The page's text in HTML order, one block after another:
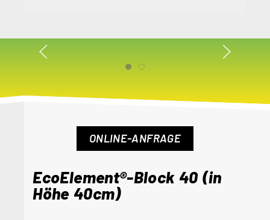
ONLINE-ANFRAGE
EcoElement®-Block 40 (in
Höhe 40cm)